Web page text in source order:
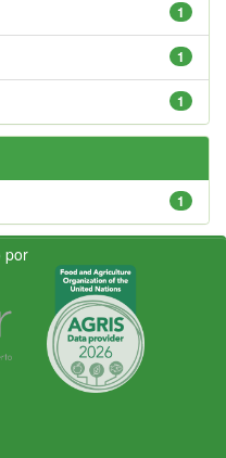
1
1
1
1
por